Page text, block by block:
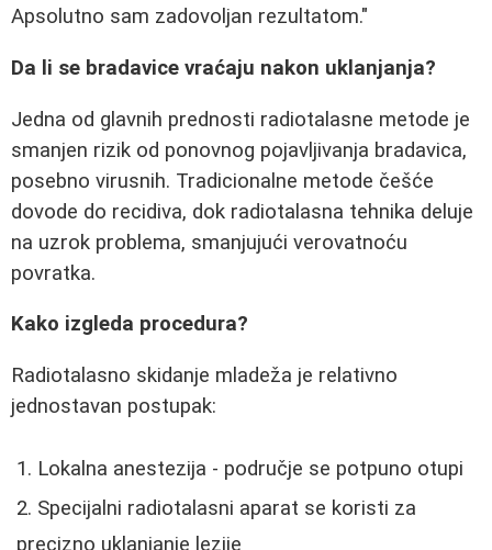
Apsolutno sam zadovoljan rezultatom."
Da li se bradavice vraćaju nakon uklanjanja?
Jedna od glavnih prednosti radiotalasne metode je
smanjen rizik od ponovnog pojavljivanja bradavica,
posebno virusnih. Tradicionalne metode češće
dovode do recidiva, dok radiotalasna tehnika deluje
na uzrok problema, smanjujući verovatnoću
povratka.
Kako izgleda procedura?
Radiotalasno skidanje mladeža je relativno
jednostavan postupak:
Lokalna anestezija - područje se potpuno otupi
Specijalni radiotalasni aparat se koristi za
precizno uklanjanje lezije